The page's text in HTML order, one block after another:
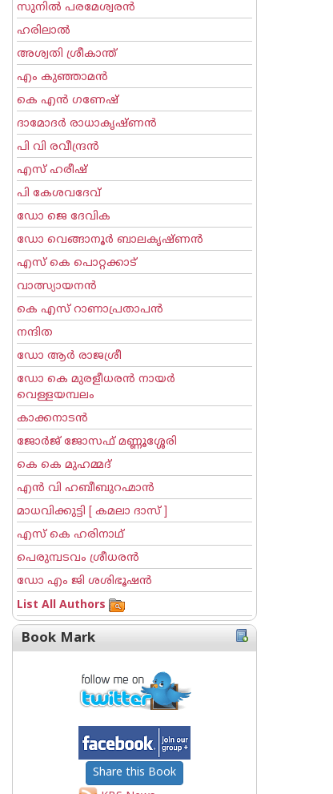
സുനില്‍ പരമേശ്വരന്‍
ഹരിലാല്‍
അശ്വതി ശ്രീകാന്ത്
എം കുഞ്ഞാമന്‍
കെ എന്‍ ഗണേഷ്
ദാമോദർ രാധാകൃഷ്ണൻ
പി വി രവീന്ദ്രന്‍
എസ് ഹരീഷ്
പി കേശവദേവ്‌
ഡോ ജെ ദേവിക
ഡോ വെങ്ങാനൂര്‍ ബാലകൃഷ്ണന്‍
എസ്‌ കെ പൊറ്റക്കാട്‌
വാത്സ്യായനന്‍
കെ എസ് റാണാപ്രതാപന്‍
നന്ദിത
ഡോ ആര്‍ രാജശ്രീ
ഡോ കെ മുരളീധരന്‍ നായര്‍
വെള്ളയമ്പലം
കാക്കനാടന്‍
ജോര്‍ജ് ജോസഫ് മണ്ണൂശ്ശേരി
കെ കെ മുഹമ്മദ്
എന്‍ വി ഹബീബുറഹ്മാന്‍
മാധവിക്കുട്ടി [ കമലാ ദാസ് ]
എസ് കെ ഹരിനാഥ്
പെരുമ്പടവം ശ്രീധര‌ന്‍
ഡോ എം ജി ശശിഭൂഷന്‍
List All Authors
Book Mark
Share this Book